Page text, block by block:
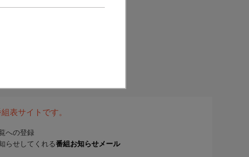
表サイトです。
への登録
らせしてくれる番組お知らせメール